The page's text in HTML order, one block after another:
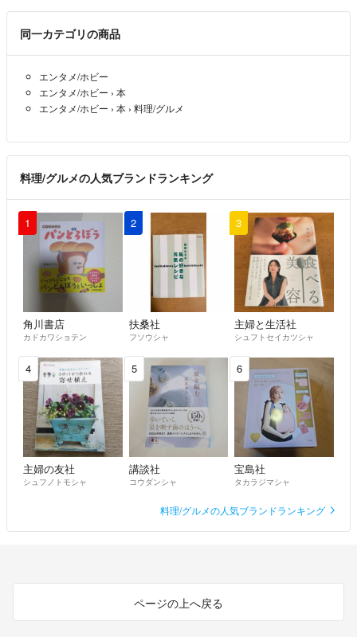
同一カテゴリの商品
エンタメ/ホビー
エンタメ/ホビー › 本
エンタメ/ホビー › 本 › 料理/グルメ
料理/グルメの人気ブランドランキング
1
角川書店
カドカワショテン
2
扶桑社
フソウシャ
3
主婦と生活社
シュフトセイカツシャ
4
主婦の友社
シュフノトモシャ
5
講談社
コウダンシャ
6
宝島社
タカラジマシャ
料理/グルメの人気ブランドランキング
ページの上へ戻る